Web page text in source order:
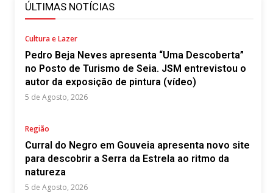
ÚLTIMAS NOTÍCIAS
Cultura e Lazer
Pedro Beja Neves apresenta “Uma Descoberta”
no Posto de Turismo de Seia. JSM entrevistou o
autor da exposição de pintura (vídeo)
5 de Agosto, 2026
Região
Curral do Negro em Gouveia apresenta novo site
para descobrir a Serra da Estrela ao ritmo da
natureza
5 de Agosto, 2026